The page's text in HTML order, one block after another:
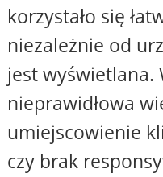
korzystało się
niezależnie od
jest wyświetlana.
nieprawidłowa
umiejscowienie
czy brak